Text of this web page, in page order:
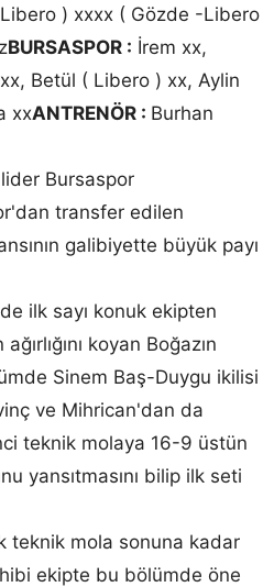
) xxxx ( Gözde -Libero
BURSASPOR : İrem xx,
Betül ( Libero ) xx, Aylin
xxANTRENÖR : Burhan
Bursaspor
transfer edilen
galibiyette büyük payı
ilk sayı konuk ekipten
koyan Boğazın
Sinem Baş-Duygu ikilisi
ve Mihrican'dan da
teknik molaya 16-9 üstün
yansıtmasını bilip ilk seti
teknik mola sonuna kadar
ekipte bu bölümde öne